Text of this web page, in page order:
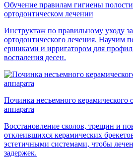
Обучение правилам гигиены
ортодонтическом лечении
Инструктаж по правильному уходу
ортодонтического лечения. Научим
ершиками и ирригатором для
воспаления десен.
Починка несъемного керамического
аппарата
Восстановление сколов, трещин и
отклеившихся керамических
эстетичными системами, чтобы
задержек.